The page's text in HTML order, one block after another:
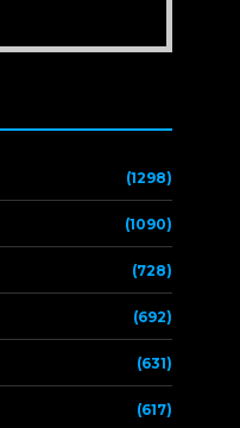
(1298)
(1090)
(728)
(692)
(631)
(617)